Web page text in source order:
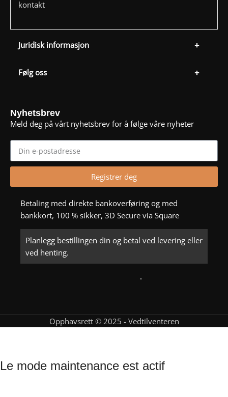
kontakt
Juridisk informasjon
Følg oss
Nyhetsbrev
Meld deg på vårt nyhetsbrev for å følge våre nyheter
Registrer deg
Betaling med direkte bankoverføring og med
bankkort, 100 % sikker, 3D Secure via Square
Planlegg bestillingen din og betal ved levering eller
ved henting.
Opphavsrett © 2025 - Vedtilventeren
Le mode maintenance est actif